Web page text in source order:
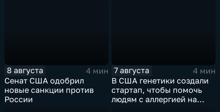
8 августа
4 мин
Сенат США одобрил
новые санкции против
России
7 августа
4 мин
В США генетики создали
стартап, чтобы помочь
людям с аллергией на